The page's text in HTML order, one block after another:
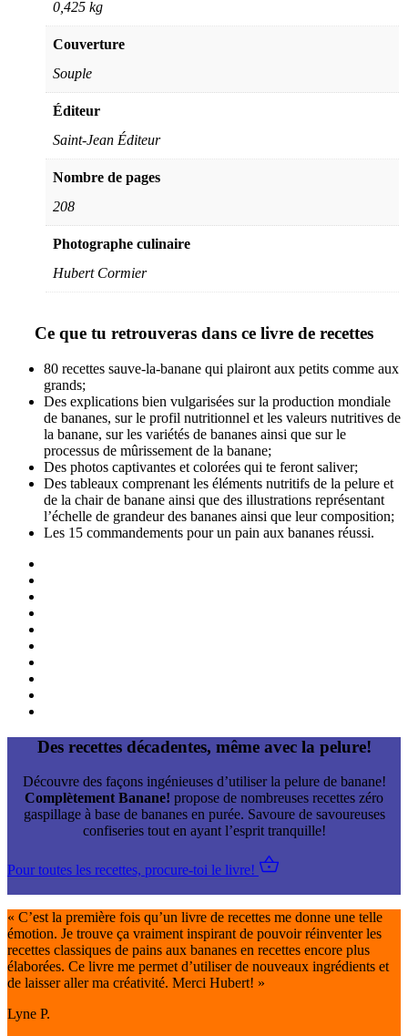
0,425 kg
Couverture
Souple
Éditeur
Saint-Jean Éditeur
Nombre de pages
208
Photographe culinaire
Hubert Cormier
Ce que tu retrouveras dans ce livre de recettes
80 recettes sauve-la-banane qui plairont aux petits comme aux
grands;
Des explications bien vulgarisées sur la production mondiale
de bananes, sur le profil nutritionnel et les valeurs nutritives de
la banane, sur les variétés de bananes ainsi que sur le
processus de mûrissement de la banane;
Des photos captivantes et colorées qui te feront saliver;
Des tableaux comprenant les éléments nutritifs de la pelure et
de la chair de banane ainsi que des illustrations représentant
l’échelle de grandeur des bananes ainsi que leur composition;
Les 15 commandements pour un pain aux bananes réussi.
Des recettes décadentes, même avec la pelure!
Découvre des façons ingénieuses d’utiliser la pelure de banane!
Complètement Banane! propose de nombreuses recettes zéro
gaspillage à base de bananes en purée. Savoure de savoureuses
confiseries tout en ayant l’esprit tranquille!
Pour toutes les recettes, procure-toi le livre!
« C’est la première fois qu’un livre de recettes me donne une telle
émotion. Je trouve ça vraiment inspirant de pouvoir réinventer les
recettes classiques de pains aux bananes en recettes encore plus
élaborées. Ce livre me permet d’utiliser de nouveaux ingrédients et
de laisser aller ma créativité. Merci Hubert! »
Lyne P.